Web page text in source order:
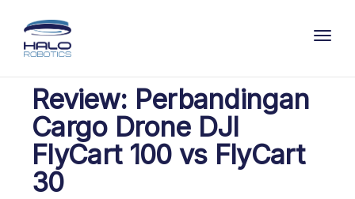
Review: Perbandingan
Cargo Drone DJI
FlyCart 100 vs FlyCart
30